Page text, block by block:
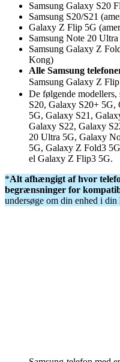
Samsung Galaxy S20
Samsung S20/S21
Galaxy Z Flip 5G
Samsung Note 20
Samsung Galaxy Z
Kong)
Alle Samsung
Samsung Galaxy Z
De følgende modellers,
S20, Galaxy S20+
5G, Galaxy S21,
Galaxy S22, Galaxy
20 Ultra 5G, Galaxy
5G, Galaxy Z Fold3
el Galaxy Z Flip3 5G.
*Alt afhængigt af hvor
begrænsninger for
undersøge om din enhed i